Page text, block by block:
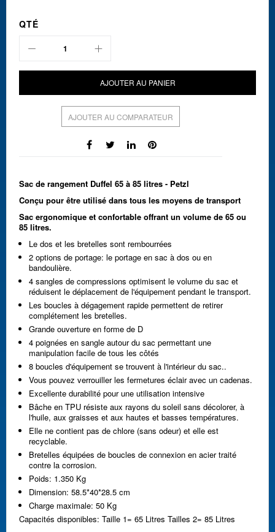
QTÉ
AJOUTER AU PANIER
AJOUTER AU COMPARATEUR
Sac de rangement Duffel 65 à 85 litres - Petzl
Conçu pour être utilisé dans tous les moyens de transport
Sac ergonomique et confortable offrant un volume de 65 ou
85 litres.
Le dos et les bretelles sont rembourrées
2 options de portage: le portage en sac à dos ou en
bandoulière.
4 sangles de compressions optimisent le volume du sac et
réduisent le déplacement de l'équipement pendant le transport.
Les boucles à dégagement rapide permettent de retirer
complétement les bretelles.
Grande ouverture en forme de D
4 poignées en sangle autour du sac permettant une
manipulation facile de tous les côtés
8 boucles d'équipement se trouvent à l'intérieur du sac..
Vous pouvez verrouiller les fermetures éclair avec un cadenas.
Excellente durabilité pour une utilisation intensive
Bâche en TPU résiste aux rayons du soleil sans décolorer, à
l'huile, aux graisses et aux hautes et basses températures.
Elle ne contient pas de chlore (sans odeur) et elle est
recyclable.
Bretelles équipées de boucles de connexion en acier traité
contre la corrosion.
Poids: 1.350 Kg
Dimension: 58.5*40*28.5 cm
Charge maximale: 50 Kg
Capacités disponibles: Taille 1= 65 Litres Tailles 2= 85 Litres